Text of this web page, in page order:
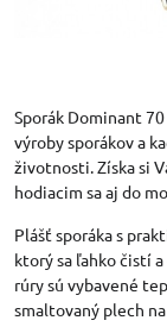
Sporák Dominant
výroby sporákov a
životnosti. Získa si
hodiacim sa aj do
Plášť sporáka s
ktorý sa ľahko čistí
rúry sú vybavené
smaltovaný plech